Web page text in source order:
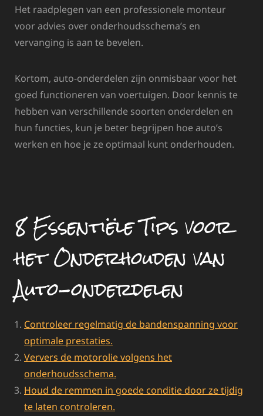
Het raadplegen van een professionele monteur
voor advies over onderhoudsschema’s en
vervanging is aan te bevelen.
Kortom, auto-onderdelen zijn onmisbaar voor het
goed functioneren van voertuigen. Door kennis te
hebben van verschillende soorten onderdelen en
hun functies, kun je beter begrijpen hoe auto’s
werken en hoe je ze optimaal kunt onderhouden.
8 Essentiële Tips voor
het Onderhouden van
Auto-onderdelen
Controleer regelmatig de bandenspanning voor
optimale prestaties.
Ververs de motorolie volgens het
onderhoudsschema.
Houd de remmen in goede conditie door ze tijdig
te laten controleren.